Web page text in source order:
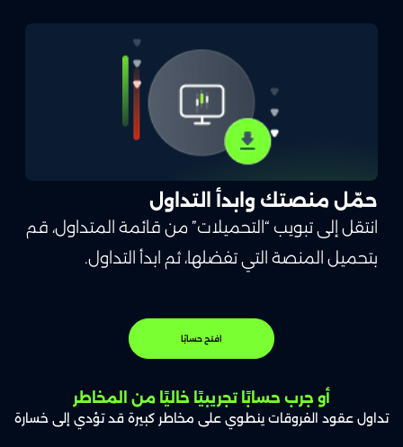
حمّل منصتك وابدأ التداول
انتقل إلى تبويب “التحميلات” من قائمة المتداول، قم
بتحميل المنصة التي تفضلها، ثم ابدأ التداول.
افتح حسابًا
أو جرب حسابًا تجريبيًا خاليًا من المخاطر
تداول عقود الفروقات ينطوي على مخاطر كبيرة قد تؤدي إلى خسارة